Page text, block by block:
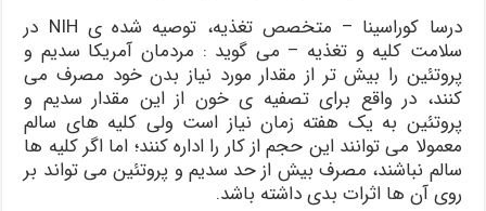
درسا کوراسینا – متخصص تغذیه، توصیه شده ی NIH در
سلامت کلیه و تغذیه – می گوید : مردمان آمریکا سدیم و
پروتئین را بیش تر از مقدار مورد نیاز بدن خود مصرف می
کنند، در واقع برای تصفیه ی خون از این مقدار سدیم و
پروتئین به یک هفته زمان نیاز است ولی کلیه های سالم
معمولا می توانند این حجم از کار را اداره کنند؛ اما اگر کلیه ها
سالم نباشند، مصرف بیش از حد سدیم و پروتئین می تواند بر
روی آن ها اثرات بدی داشته باشد.